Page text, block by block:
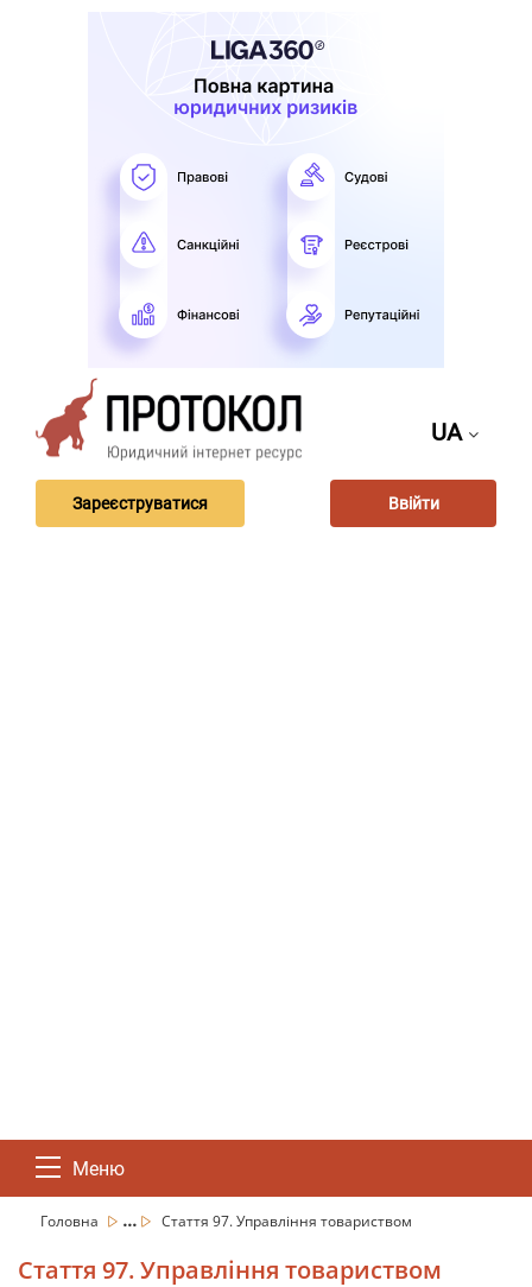
UA
Зареєструватися Ввійти
Меню
Головна ... Стаття 97. Управління товариством
Стаття 97. Управління товариством